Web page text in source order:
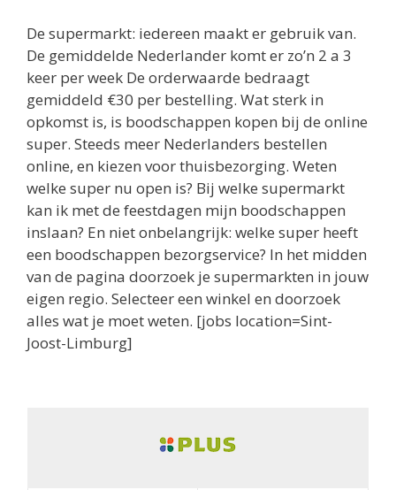
De supermarkt: iedereen maakt er gebruik van.
De gemiddelde Nederlander komt er zo’n 2 a 3
keer per week De orderwaarde bedraagt
gemiddeld €30 per bestelling. Wat sterk in
opkomst is, is boodschappen kopen bij de online
super. Steeds meer Nederlanders bestellen
online, en kiezen voor thuisbezorging. Weten
welke super nu open is? Bij welke supermarkt
kan ik met de feestdagen mijn boodschappen
inslaan? En niet onbelangrijk: welke super heeft
een boodschappen bezorgservice? In het midden
van de pagina doorzoek je supermarkten in jouw
eigen regio. Selecteer een winkel en doorzoek
alles wat je moet weten. [jobs location=Sint-
Joost-Limburg]